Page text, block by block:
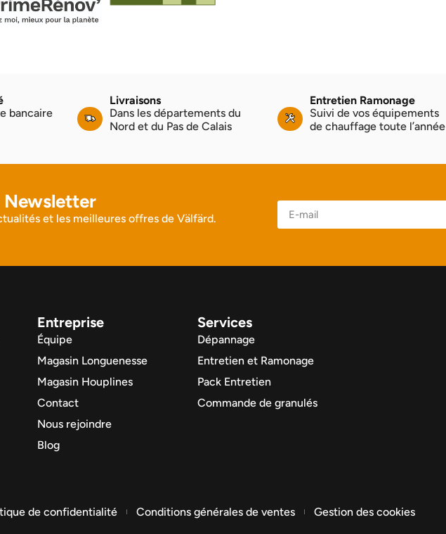
bancaire
Livraisons
Dans les départements du
Nord et du Pas de Calais
Entretien Ramonage
Suivi de vos équipements
de chauffage toute l’année
Newsletter
et les meilleures offres de Välfärd.
Entreprise
Équipe
Magasin Longuenesse
Magasin Houplines
Contact
Nous rejoindre
Blog
Services
Dépannage
Entretien et Ramonage
Pack Entretien
Commande de granulés
de confidentialité Conditions générales de ventes Gestion des cookies